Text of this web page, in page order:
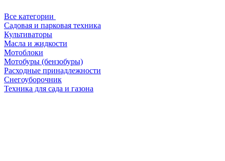
Все категории
Садовая и парковая техника
Культиваторы
Масла и жидкости
Мотоблоки
Мотобуры (бензобуры)
Расходные принадлежности
Снегоуборочник
Техника для сада и газона